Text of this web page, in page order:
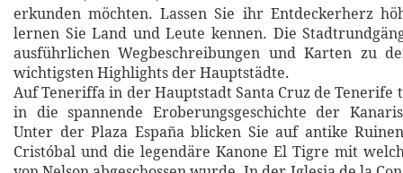
erkunden möchten. Lassen Sie ihr Entdeckerherz
lernen Sie Land und Leute kennen. Die
ausführlichen Wegbeschreibungen und Karten zu
wichtigsten Highlights der Hauptstädte.
Auf Teneriffa in der Hauptstadt Santa Cruz de Tenerife
in die spannende Eroberungsgeschichte der
Unter der Plaza España blicken Sie auf antike
Cristóbal und die legendäre Kanone El Tigre mit